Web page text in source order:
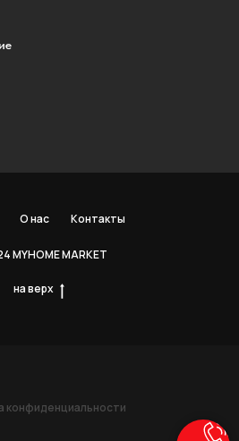
О нас Контакты
MYHOME MARKET
на верх
конфиденциальности